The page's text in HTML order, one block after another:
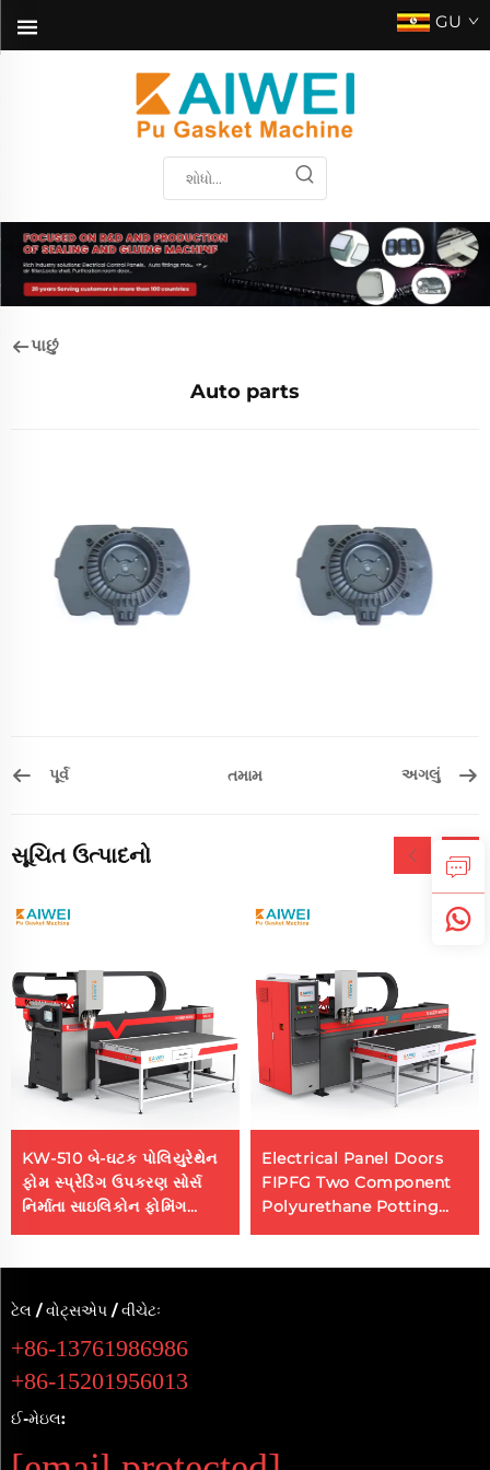
GU
એપ્લિકેશન્સ
પાછું
Auto parts
પૂર્વ તમામ અગલું
સૂચિત ઉત્પાદનો
KW-510 બે-ઘટક પોલિયુરેથેન
ફોમ સ્પ્રેડિંગ ઉપકરણ સોર્સ
નિર્માતા સાઇલિકોન ફોમિંગ
મશીન
Electrical Panel Doors
FIPFG Two Component
Polyurethane Potting
Machine
ટેલ / વોટ્સએપ / વીચેટઃ
+86-13761986986
+86-15201956013
ઈ-મેઇલ: